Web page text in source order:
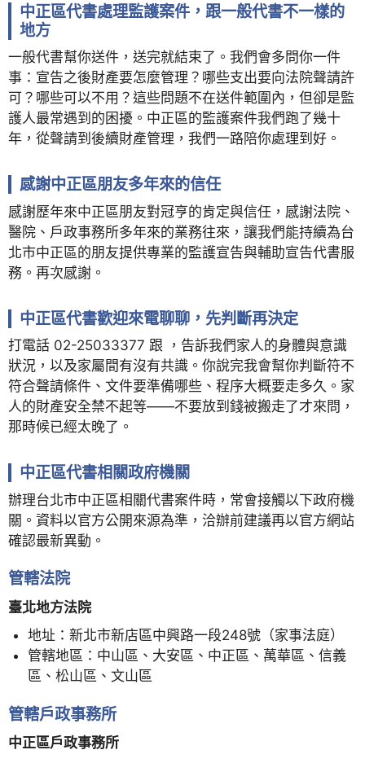
中正區代書處理監護案件，跟一般代書不一樣的
地方
一般代書幫你送件，送完就結束了。我們會多問你一件
事：宣告之後財產要怎麼管理？哪些支出要向法院聲請許
可？哪些可以不用？這些問題不在送件範圍內，但卻是監
護人最常遇到的困擾。中正區的監護案件我們跑了幾十
年，從聲請到後續財產管理，我們一路陪你處理到好。
感謝中正區朋友多年來的信任
感謝歷年來中正區朋友對冠亨的肯定與信任，感謝法院、
醫院、戶政事務所多年來的業務往來，讓我們能持續為台
北市中正區的朋友提供專業的監護宣告與輔助宣告代書服
務。再次感謝。
中正區代書歡迎來電聊聊，先判斷再決定
打電話 02-25033377 跟 ，告訴我們家人的身體與意識
狀況，以及家屬間有沒有共識。你說完我會幫你判斷符不
符合聲請條件、文件要準備哪些、程序大概要走多久。家
人的財產安全禁不起等——不要放到錢被搬走了才來問，
那時候已經太晚了。
中正區代書相關政府機關
辦理台北市中正區相關代書案件時，常會接觸以下政府機
關。資料以官方公開來源為準，洽辦前建議再以官方網站
確認最新異動。
管轄法院
臺北地方法院
地址：新北市新店區中興路一段248號（家事法庭）
管轄地區：中山區、大安區、中正區、萬華區、信義
區、松山區、文山區
管轄戶政事務所
中正區戶政事務所